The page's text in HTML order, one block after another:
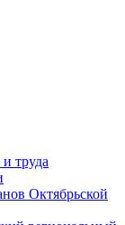
труда
Октябрьской